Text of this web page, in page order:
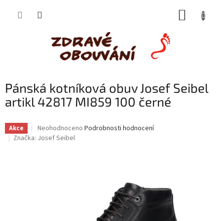
Pánská kotníková obuv Josef Seibel
artikl 42817 MI859 100 černé
Akce
Průměrné
hodnocení
Neohodnoceno Podrobnosti hodnocení
Značka: Josef Seibel